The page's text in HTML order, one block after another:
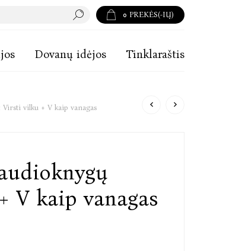
0 PREKĖS(-IŲ)
Dovanų idėjos Tinklaraštis
vilku + V kaip vanagas
V kaip vanagas